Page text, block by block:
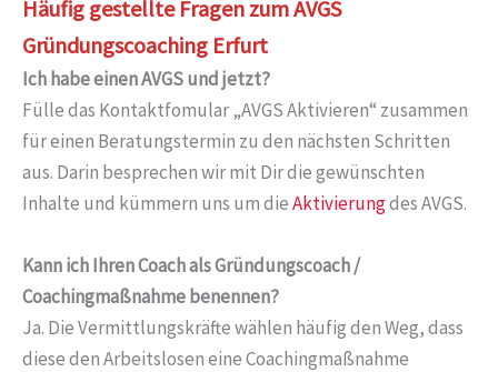
Häufig gestellte Fragen zum AVGS
Gründungscoaching Erfurt
Ich habe einen AVGS und jetzt?
Fülle das Kontaktfomular „AVGS Aktivieren“ zusammen
für einen Beratungstermin zu den nächsten Schritten
aus. Darin besprechen wir mit Dir die gewünschten
Inhalte und kümmern uns um dieAktivierungdes AVGS.
Kann ich Ihren Coach als Gründungscoach /
Coachingmaßnahme benennen?
Ja. Die Vermittlungskräfte wählen häufig den Weg, dass
diese den Arbeitslosen eine Coachingmaßnahme